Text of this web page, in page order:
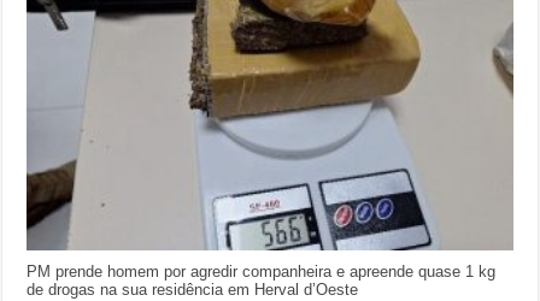
PM prende homem por agredir companheira e apreende quase 1 kg
de drogas na sua residência em Herval d’Oeste